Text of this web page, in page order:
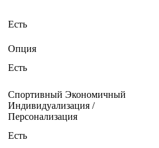
Есть
Опция
Есть
Спортивный Экономичный
Индивидуализация /
Персонализация
Есть